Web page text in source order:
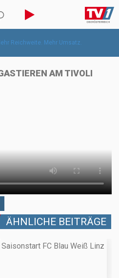
AM TIVOLI
ÄHNLICHE BEITRÄGE
Saisonstart FC Blau Weiß Linz